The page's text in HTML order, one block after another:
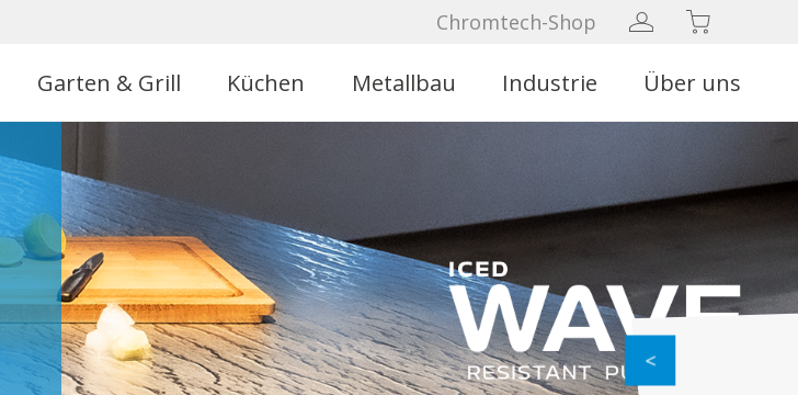
Chromtech-Shop
Garten & Grill Küchen Metallbau Industrie Über uns